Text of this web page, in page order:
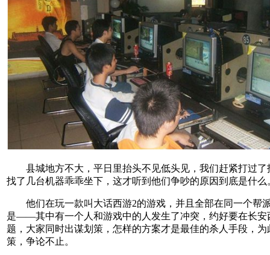
县城地方不大，平日里抬头不见低头见，我们赶紧打过了
找了几台机器乖乖坐下，这才听到他们争吵的原因到底是什么
他们在玩一款叫大话西游2的游戏，并且全部在同一个帮
是——其中有一个人和游戏中的人发生了冲突，约好要在长安
题，大家同时出谋划策，怎样的方案才是最佳的杀人手段，为
策，争论不止。